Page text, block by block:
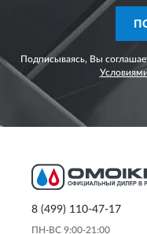
Подписываясь, Вы
8 (499) 110-47-17
ПН-ВС 9:00-21:00